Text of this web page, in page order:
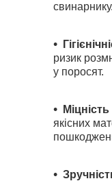
свинарнику.
ризик
у поросят.
якісних